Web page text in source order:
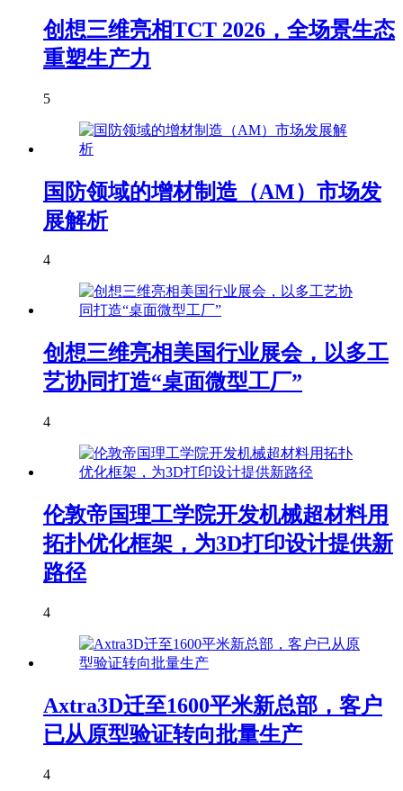
创想三维亮相TCT 2026，全场景生态
重塑生产力
5
国防领域的增材制造（AM）市场发
展解析
4
创想三维亮相美国行业展会，以多工
艺协同打造“桌面微型工厂”
4
伦敦帝国理工学院开发机械超材料用
拓扑优化框架，为3D打印设计提供新
路径
4
Axtra3D迁至1600平米新总部，客户
已从原型验证转向批量生产
4